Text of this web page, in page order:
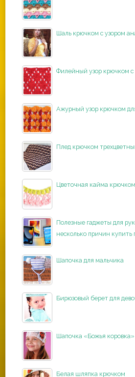
Шаль крючком с узором
Филейный узор крючком
Ажурный узор крючком
Плед крючком
Цветочная кайма крючком
Полезные гаджеты для
несколько причин
Шапочка для мальчика
Бирюзовый берет для
Шапочка «Божья коровка»
Белая шляпка крючком